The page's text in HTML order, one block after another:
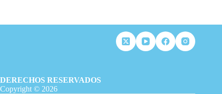
DERECHOS RESERVADOS
Copyright © 2026